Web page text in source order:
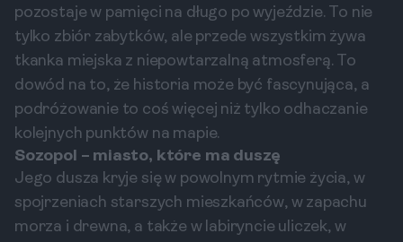
pozostaje w pamięci na długo po wyjeździe. To nie
tylko zbiór zabytków, ale przede wszystkim żywa
tkanka miejska z niepowtarzalną atmosferą. To
dowód na to, że historia może być fascynująca, a
podróżowanie to coś więcej niż tylko odhaczanie
kolejnych punktów na mapie.
Sozopol – miasto, które ma duszę
Jego dusza kryje się w powolnym rytmie życia, w
spojrzeniach starszych mieszkańców, w zapachu
morza i drewna, a także w labiryncie uliczek, w